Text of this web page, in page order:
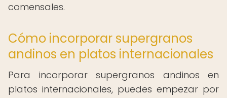
comensales.
Cómo incorporar supergranos
andinos en platos internacionales
Para incorporar supergranos andinos en
platos internacionales, puedes empezar por